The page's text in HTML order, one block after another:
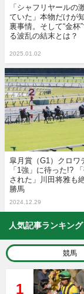
「シャフリヤールの
ていた」本物だけが
裏事情。そして“金杯
る波乱の結末とは？
2025.01.02
皐月賞（G1）クロワ
「1強」に待った!?
された」川田将雅も
勝馬
2024.12.29
人気記事ランキング
競馬